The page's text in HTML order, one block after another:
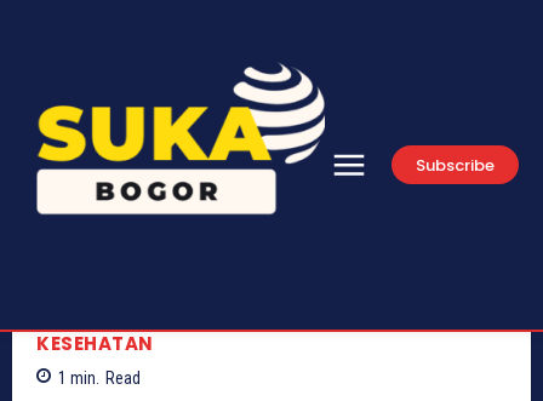
Subscribe
KESEHATAN
1 min. Read